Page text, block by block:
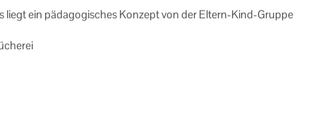
liegt ein päd­ago­gi­sches Kon­zept von der Eltern-​Kind-Gruppe